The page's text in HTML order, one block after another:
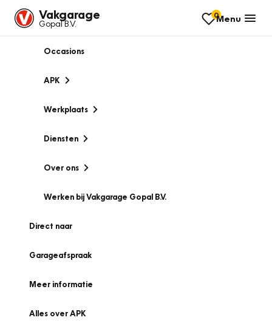
Vakgarage
Gopal B.V.
0Menu
Occasions
APK
Werkplaats
Diensten
Over ons
Werken bij Vakgarage Gopal B.V.
Direct naar
Garageafspraak
Meer informatie
Alles over APK